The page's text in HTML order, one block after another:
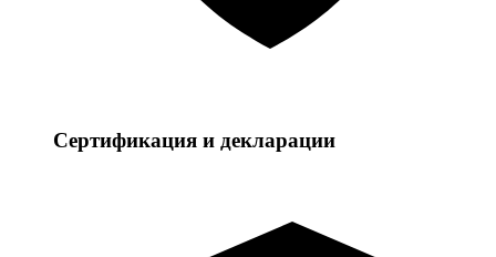
Сертификация и декларации